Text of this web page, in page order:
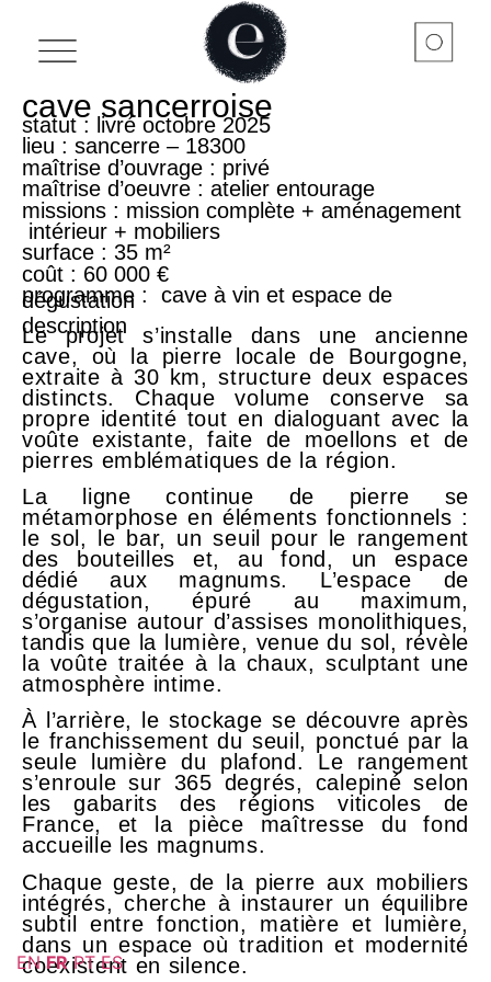
cave sancerroise
statut: livré octobre 2025
lieu : sancerre – 18300
maîtrise d’ouvrage : privé
maîtrise d’oeuvre : atelier entourage
missions : mission complète + aménagement
intérieur + mobiliers
surface : 35 m²
coût : 60 000 €
programme : cave à vin et espace de
dégustation
description
Le projet s’installe dans une ancienne
cave, où la pierre locale de Bourgogne,
extraite à 30 km, structure deux espaces
distincts. Chaque volume conserve sa
propre identité tout en dialoguant avec la
voûte existante, faite de moellons et de
pierres emblématiques de la région.
La ligne continue de pierre se
métamorphose en éléments fonctionnels :
le sol, le bar, un seuil pour le rangement
des bouteilles et, au fond, un espace
dédié aux magnums. L’espace de
dégustation, épuré au maximum,
s’organise autour d’assises monolithiques,
tandis que la lumière, venue du sol, révèle
la voûte traitée à la chaux, sculptant une
atmosphère intime.
À l’arrière, le stockage se découvre après
le franchissement du seuil, ponctué par la
seule lumière du plafond. Le rangement
s’enroule sur 365 degrés, calepiné selon
les gabarits des régions viticoles de
France, et la pièce maîtresse du fond
accueille les magnums.
Chaque geste, de la pierre aux mobiliers
intégrés, cherche à instaurer un équilibre
subtil entre fonction, matière et lumière,
dans un espace où tradition et modernité
coexistent en silence.
EN FR PT ES